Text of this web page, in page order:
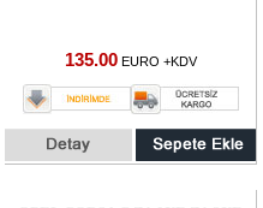
135.00 EURO +KDV